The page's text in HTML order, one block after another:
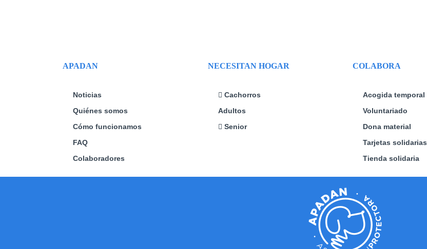
APADAN
Noticias
Quiénes somos
Cómo funcionamos
FAQ
Colaboradores
NECESITAN HOGAR
Cachorros
Adultos
Senior
COLABORA
Acogida temporal
Voluntariado
Dona material
Tarjetas solidarias
Tienda solidaria